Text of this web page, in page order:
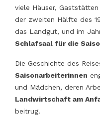
viele Häuser,
der zweiten Hälfte des
das Landgut, und im
Schlafsaal für die
Die Geschichte des
Saisonarbeiterinnen
und Mädchen, deren
Landwirtschaft am
beitrug.